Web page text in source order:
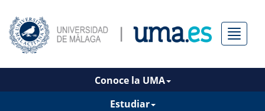
Menú
Conoce la UMA
Estudiar